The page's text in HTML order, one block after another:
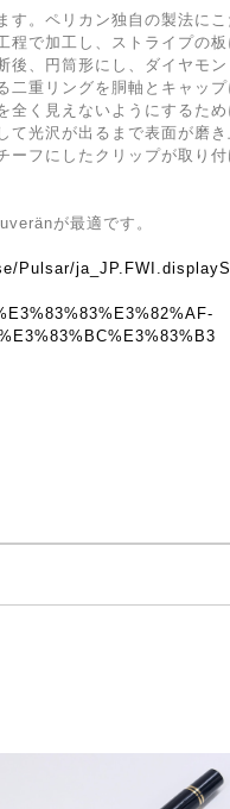
す。ペリカン独自の製法にこ
程で加工し、ストライプの板
後、円筒形にし、ダイヤモン
二重リングを胴軸とキャッ
全く見えないようにするた
て光沢が出るまで表面が磨き
ーフにしたクリップが取り付
が最適です。
Pulsar/